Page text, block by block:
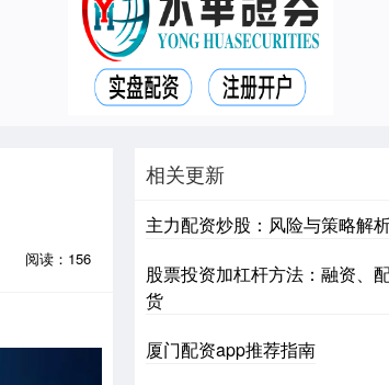
阅读：156
相关更新
主力配资炒股：风险与策略解
股票投资加杠杆方法：融资、
货
厦门配资app推荐指南